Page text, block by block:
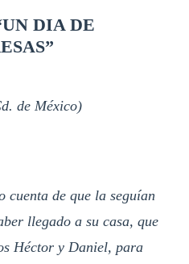
DIA DE
de México)
cuenta de que la seguían
llegado a su casa, que
Héctor y Daniel, para